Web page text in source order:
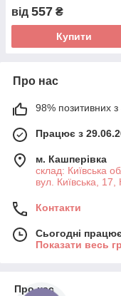
від 557 ₴
Купити
Про нас
98% позитивних з
Працює з
м. Кашперівка
склад: Київська
вул. Київська, 17,
Контакти
Сьогодні
Показати весь
Про нас